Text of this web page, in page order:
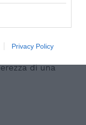
Privacy Policy
per rischiare la
il ministro
ragazza che ha
di una